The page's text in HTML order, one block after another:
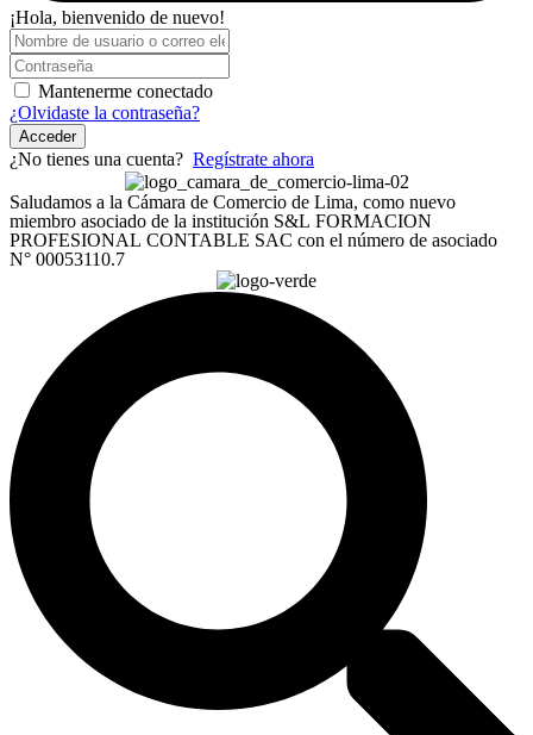
¡Hola, bienvenido de nuevo!
Mantenerme conectado
¿Olvidaste la contraseña?
Acceder
¿No tienes una cuenta? Regístrate ahora
Saludamos a la Cámara de Comercio de Lima, como nuevo
miembro asociado de la institución S&L FORMACION
PROFESIONAL CONTABLE SAC con el número de asociado
N° 00053110.7